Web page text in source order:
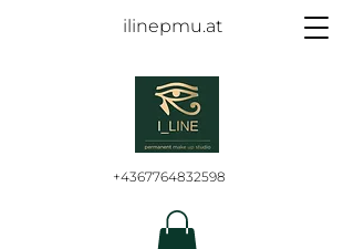
ilinepmu.at
+4367764832598